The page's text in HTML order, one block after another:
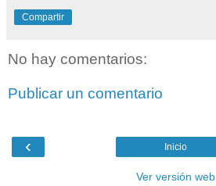
Compartir
No hay comentarios:
Publicar un comentario
‹ Inicio
Ver versión web